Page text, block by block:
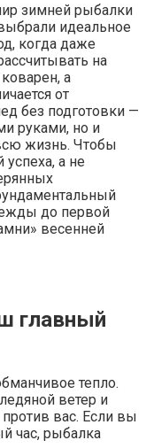
зимней рыбалки
идеальное
когда даже
на
а
от
без подготовки —
руками, но и
жизнь. Чтобы
а не
до первой
весенней
главный
тепло.
ветер и
вас. Если вы
час, рыбалка